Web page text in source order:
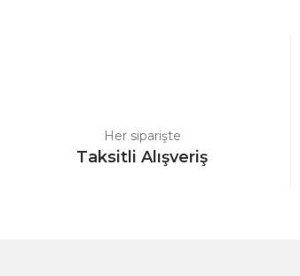
Her siparişte
Taksitli Alışveriş